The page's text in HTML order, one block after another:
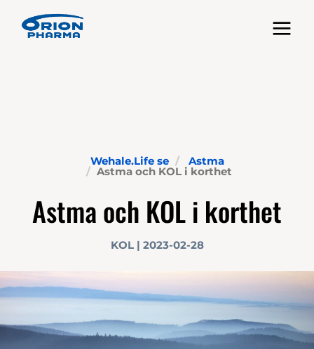
Toggle
Wehale.Life se Astma
Astma och KOL i korthet
Astma och KOL i korthet
KOL | 2023-02-28